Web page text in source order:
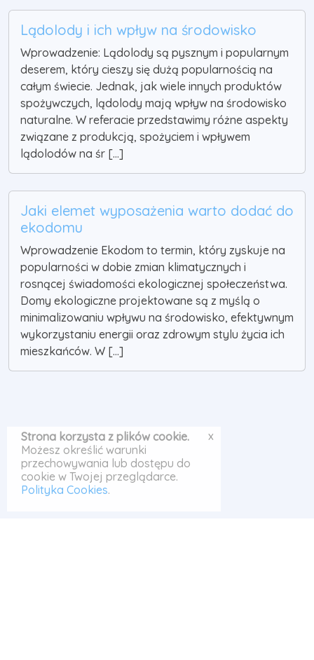
Lądolody i ich wpływ na środowisko
Wprowadzenie: Lądolody są pysznym i popularnym
deserem, który cieszy się dużą popularnością na
całym świecie. Jednak, jak wiele innych produktów
spożywczych, lądolody mają wpływ na środowisko
naturalne. W referacie przedstawimy różne aspekty
związane z produkcją, spożyciem i wpływem
lądolodów na śr [...]
Jaki elemet wyposażenia warto dodać do
ekodomu
Wprowadzenie Ekodom to termin, który zyskuje na
popularności w dobie zmian klimatycznych i
rosnącej świadomości ekologicznej społeczeństwa.
Domy ekologiczne projektowane są z myślą o
minimalizowaniu wpływu na środowisko, efektywnym
wykorzystaniu energii oraz zdrowym stylu życia ich
mieszkańców. W [...]
Strona korzysta z plików cookie.
Możesz określić warunki
przechowywania lub dostępu do
cookie w Twojej przeglądarce.
Polityka Cookies.
x